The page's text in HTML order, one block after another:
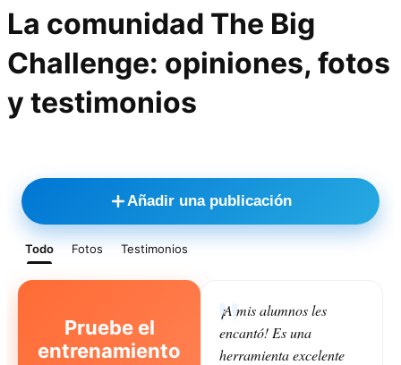
La comunidad The Big
Challenge: opiniones, fotos
y testimonios
Añadir una publicación
Todo Fotos Testimonios
Pruebe el
entrenamiento
¡A mis alumnos les
encantó! Es una
herramienta excelente